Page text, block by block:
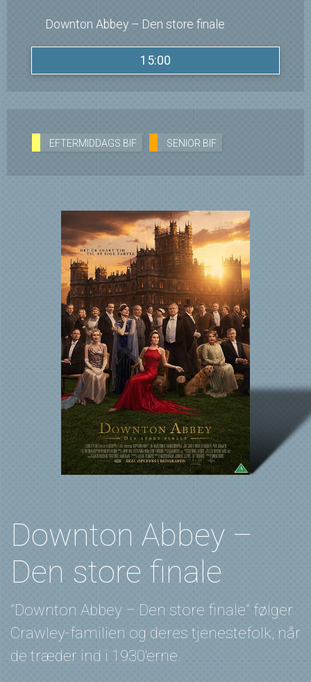
Downton Abbey – Den store finale
15:00
EFTERMIDDAGS BIF SENIOR BIF
Downton Abbey –
Den store finale
”Downton Abbey – Den store finale” følger
Crawley-familien og deres tjenestefolk, når
de træder ind i 1930'erne.